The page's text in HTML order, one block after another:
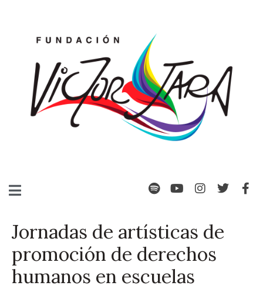
Jornadas de artísticas de
promoción de derechos
humanos en escuelas